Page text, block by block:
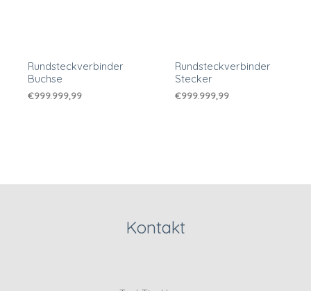
Rundsteckverbinder
Buchse
€999.999,99
Rundsteckverbinder
Stecker
€999.999,99
Kontakt